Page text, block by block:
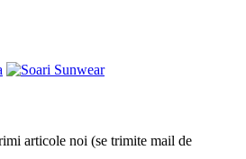
articole noi (se trimite mail de